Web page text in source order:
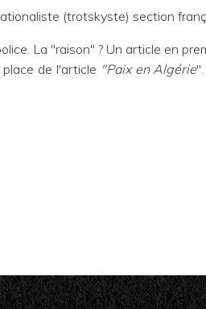
(trotskyste) section
La "raison" ? Un article en
de l'article "Paix en Algérie